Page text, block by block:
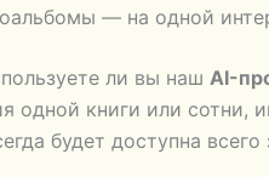
— на одной
ли вы наш AI-
одной книги или сотни,
будет доступна